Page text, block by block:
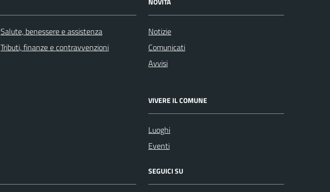
Salute, benessere e assistenza
Tributi, finanze e contravvenzioni
Notizie
Comunicati
Avvisi
VIVERE IL COMUNE
Luoghi
Eventi
SEGUICI SU